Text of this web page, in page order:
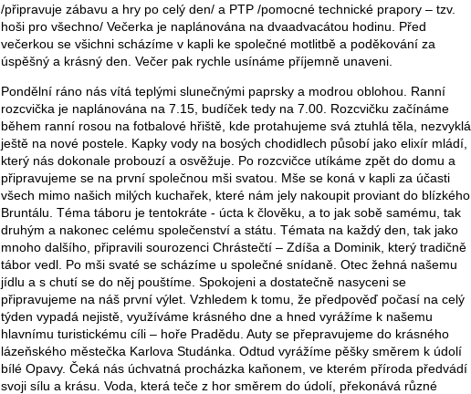
/připravuje zábavu a hry po celý den/ a PTP /pomocné technické prapory – tzv.
hoši pro všechno/ Večerka je naplánována na dvaadvacátou hodinu. Před
večerkou se všichni scházíme v kapli ke společné motlitbě a poděkování za
úspěšný a krásný den. Večer pak rychle usínáme příjemně unaveni.
Pondělní ráno nás vítá teplými slunečnými paprsky a modrou oblohou. Ranní
rozcvička je naplánována na 7.15, budíček tedy na 7.00. Rozcvičku začínáme
během ranní rosou na fotbalové hřiště, kde protahujeme svá ztuhlá těla, nezvyklá
ještě na nové postele. Kapky vody na bosých chodidlech působí jako elixír mládí,
který nás dokonale probouzí a osvěžuje. Po rozcvičce utíkáme zpět do domu a
připravujeme se na první společnou mši svatou. Mše se koná v kapli za účasti
všech mimo našich milých kuchařek, které nám jely nakoupit proviant do blízkého
Bruntálu. Téma táboru je tentokráte - úcta k člověku, a to jak sobě samému, tak
druhým a nakonec celému společenství a státu. Témata na každý den, tak jako
mnoho dalšího, připravili sourozenci Chrástečtí – Zdíša a Dominik, který tradičně
tábor vedl. Po mši svaté se scházíme u společné snídaně. Otec žehná našemu
jídlu a s chutí se do něj pouštíme. Spokojeni a dostatečně nasyceni se
připravujeme na náš první výlet. Vzhledem k tomu, že předpověď počasí na celý
týden vypadá nejistě, využíváme krásného dne a hned vyrážíme k našemu
hlavnímu turistickému cíli – hoře Pradědu. Auty se přepravujeme do krásného
lázeňského městečka Karlova Studánka. Odtud vyrážíme pěšky směrem k údolí
bílé Opavy. Čeká nás úchvatná procházka kaňonem, ve kterém příroda předvádí
svoji sílu a krásu. Voda, která teče z hor směrem do údolí, překonává různé